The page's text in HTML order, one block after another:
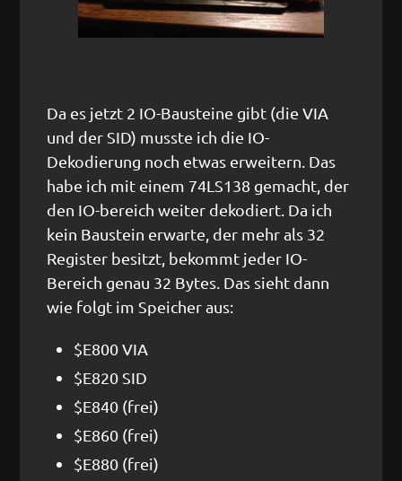
Da es jetzt 2 IO-Bausteine gibt (die VIA
und der SID) musste ich die IO-
Dekodierung noch etwas erweitern. Das
habe ich mit einem 74LS138 gemacht, der
den IO-bereich weiter dekodiert. Da ich
kein Baustein erwarte, der mehr als 32
Register besitzt, bekommt jeder IO-
Bereich genau 32 Bytes. Das sieht dann
wie folgt im Speicher aus:
$E800 VIA
$E820 SID
$E840 (frei)
$E860 (frei)
$E880 (frei)